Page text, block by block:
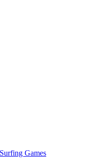
Games